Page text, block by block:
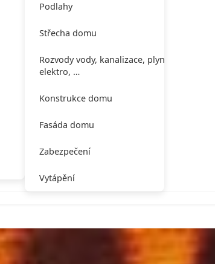
Podlahy
Střecha domu
Rozvody vody, kanalizace, plynu,
elektro, …
Konstrukce domu
Fasáda domu
Zabezpečení
Vytápění